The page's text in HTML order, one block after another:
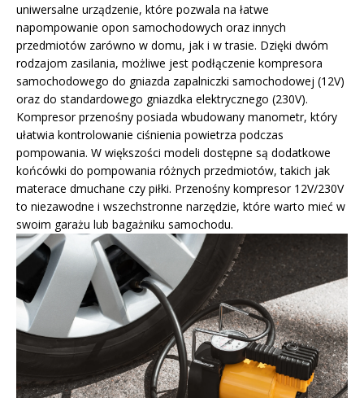
uniwersalne urządzenie, które pozwala na łatwe
napompowanie opon samochodowych oraz innych
przedmiotów zarówno w domu, jak i w trasie. Dzięki dwóm
rodzajom zasilania, możliwe jest podłączenie kompresora
samochodowego do gniazda zapalniczki samochodowej (12V)
oraz do standardowego gniazdka elektrycznego (230V).
Kompresor przenośny posiada wbudowany manometr, który
ułatwia kontrolowanie ciśnienia powietrza podczas
pompowania. W większości modeli dostępne są dodatkowe
końcówki do pompowania różnych przedmiotów, takich jak
materace dmuchane czy piłki. Przenośny kompresor 12V/230V
to niezawodne i wszechstronne narzędzie, które warto mieć w
swoim garażu lub bagażniku samochodu.